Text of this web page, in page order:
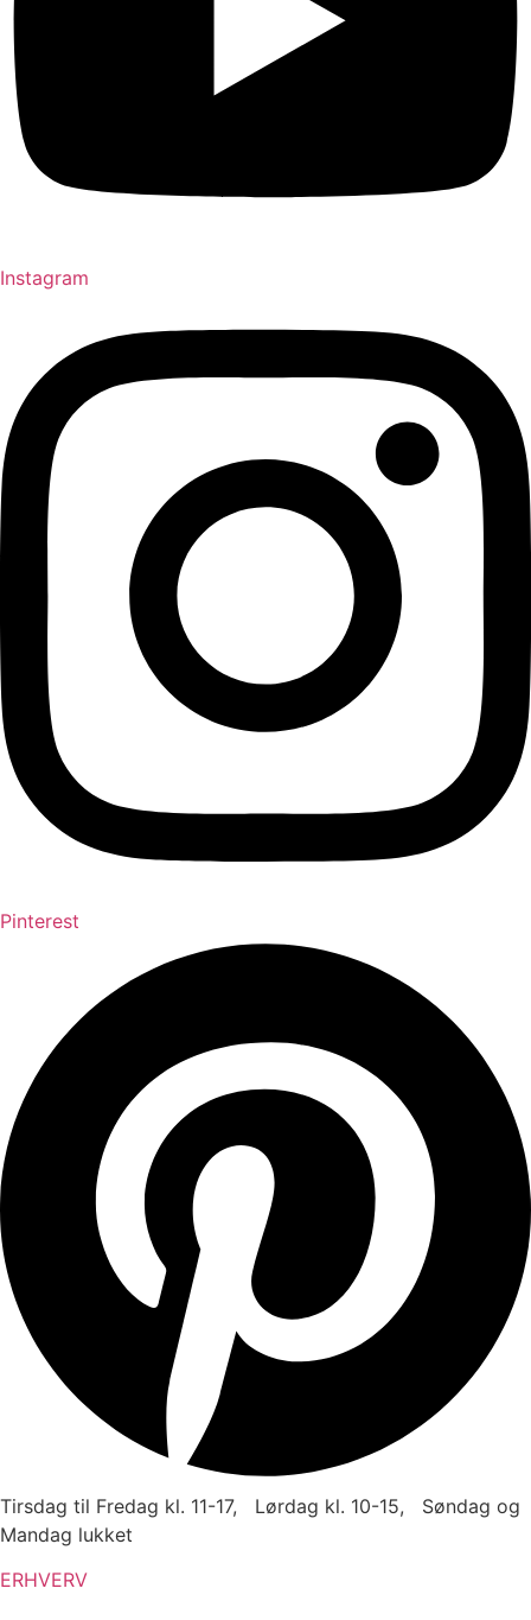
Instagram
Pinterest
Tirsdag til Fredag kl. 11-17, Lørdag kl. 10-15, Søndag og
Mandag lukket
ERHVERV